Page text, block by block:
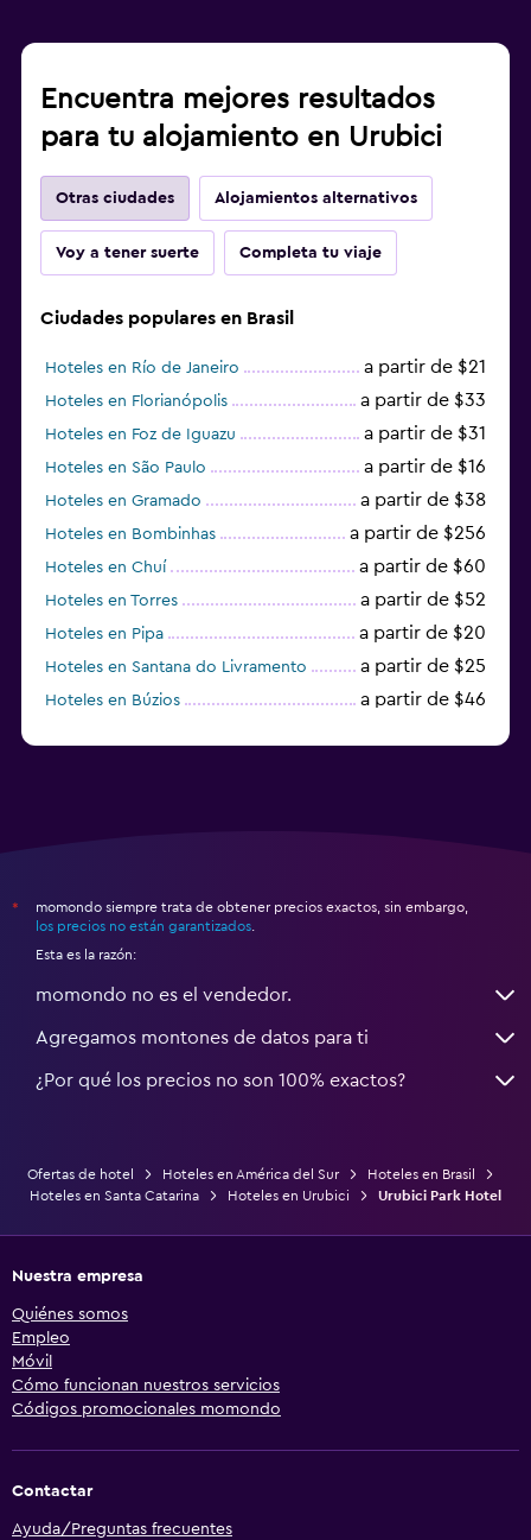
Encuentra mejores resultados
para tu alojamiento en Urubici
Otras ciudades Alojamientos alternativos
Voy a tener suerte Completa tu viaje
Ciudades populares en Brasil
Hoteles en Río de Janeiro a partir de $21
Hoteles en Florianópolis a partir de $33
Hoteles en Foz de Iguazu a partir de $31
Hoteles en São Paulo a partir de $16
Hoteles en Gramado a partir de $38
Hoteles en Bombinhas a partir de $256
Hoteles en Chuí a partir de $60
Hoteles en Torres a partir de $52
Hoteles en Pipa a partir de $20
Hoteles en Santana do Livramento a partir de $25
Hoteles en Búzios a partir de $46
*
momondo siempre trata de obtener precios exactos, sin embargo,
los precios no están garantizados
Esta es la razón:
momondo no es el vendedor.
Agregamos montones de datos para ti
¿Por qué los precios no son 100% exactos?
Ofertas de hotel Hoteles en América del Sur
Hoteles en Brasil
Hoteles en Santa Catarina
Hoteles en Urubici Urubici Park Hotel
Nuestra empresa
Quiénes somos
Empleo
Móvil
Cómo funcionan nuestros servicios
Códigos promocionales momondo
Contactar
Ayuda/Preguntas frecuentes